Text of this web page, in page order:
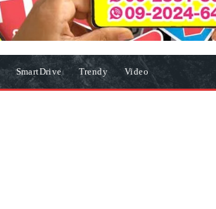
SmartDrive Trendy Video